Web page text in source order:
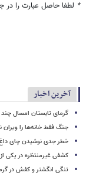
* لطفا حاصل عبارت را در
آخرین اخبار
گرمای تابستان امسال
جنگ فقط خانه‌ها را ویران
خطر جدی نوشیدن چای
کشفی غیرمنتظره در یکی
تنگی انگشتر و کفش در